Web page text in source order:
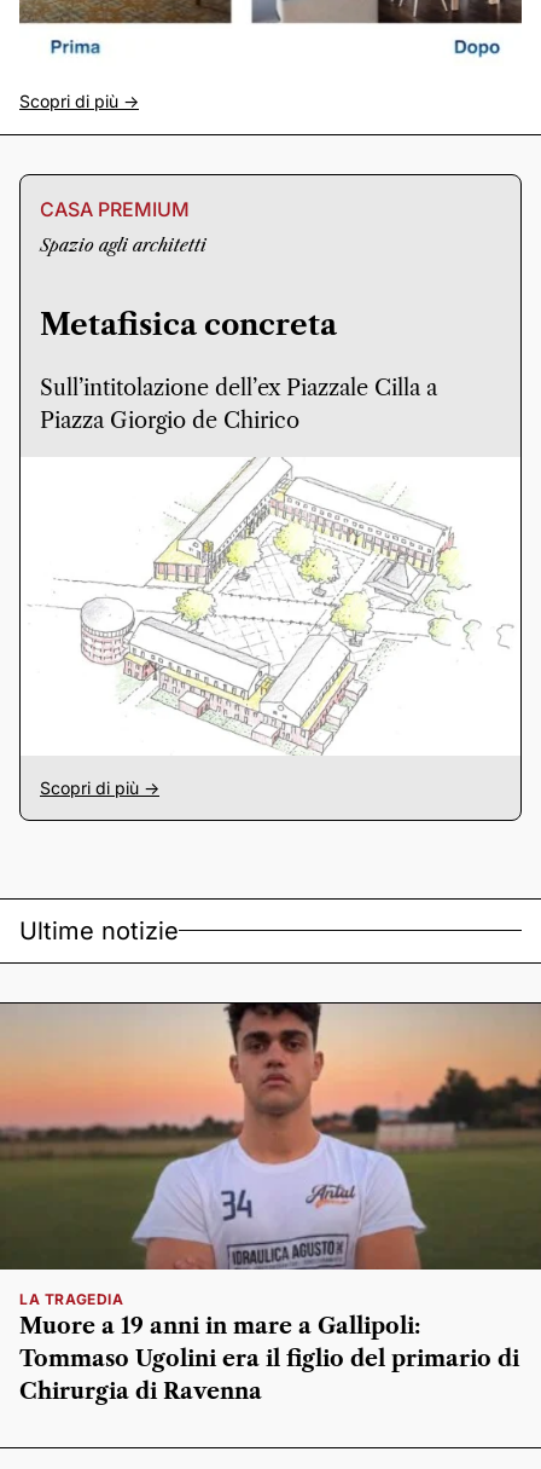
Scopri di più ->
CASA PREMIUM
Spazio agli architetti
Metafisica concreta
Sull’intitolazione dell’ex Piazzale Cilla a
Piazza Giorgio de Chirico
Scopri di più ->
Ultime notizie
LA TRAGEDIA
Muore a 19 anni in mare a Gallipoli:
Tommaso Ugolini era il figlio del primario di
Chirurgia di Ravenna